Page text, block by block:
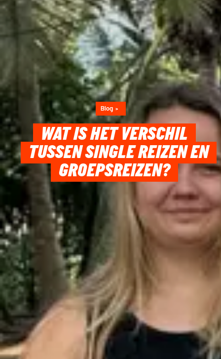
Blog
WAT IS HET VERSCHIL
TUSSEN SINGLE REIZEN EN
GROEPSREIZEN?